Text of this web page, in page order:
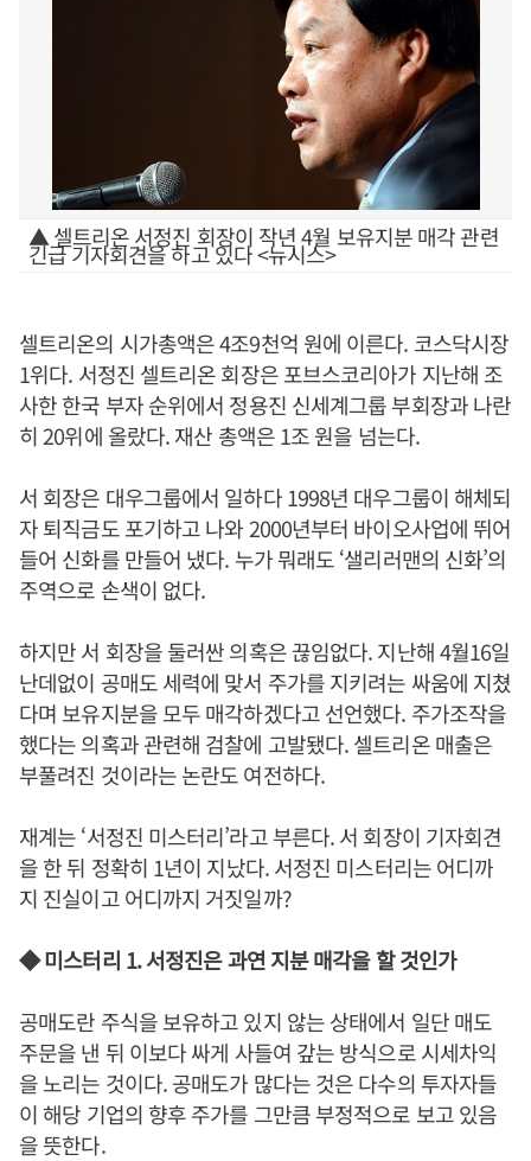
▲ 셀트리온 서정진 회장이 작년 4월 보유지분 매각 관련
긴급 기자회견을 하고 있다 <뉴시스>
셀트리온의 시가총액은 4조9천억 원에 이른다. 코스닥시장
1위다. 서정진 셀트리온 회장은 포브스코리아가 지난해 조
사한 한국 부자 순위에서 정용진 신세계그룹 부회장과 나란
히 20위에 올랐다. 재산 총액은 1조 원을 넘는다.
서 회장은 대우그룹에서 일하다 1998년 대우그룹이 해체되
자 퇴직금도 포기하고 나와 2000년부터 바이오사업에 뛰어
들어 신화를 만들어 냈다. 누가 뭐래도 ‘샐리러맨의 신화’의
주역으로 손색이 없다.
하지만 서 회장을 둘러싼 의혹은 끊임없다. 지난해 4월16일
난데없이 공매도 세력에 맞서 주가를 지키려는 싸움에 지쳤
다며 보유지분을 모두 매각하겠다고 선언했다. 주가조작을
했다는 의혹과 관련해 검찰에 고발됐다. 셀트리온 매출은
부풀려진 것이라는 논란도 여전하다.
재계는 ‘서정진 미스터리’라고 부른다. 서 회장이 기자회견
을 한 뒤 정확히 1년이 지났다. 서정진 미스터리는 어디까
지 진실이고 어디까지 거짓일까?
◆ 미스터리 1. 서정진은 과연 지분 매각을 할 것인가
공매도란 주식을 보유하고 있지 않는 상태에서 일단 매도
주문을 낸 뒤 이보다 싸게 사들여 갚는 방식으로 시세차익
을 노리는 것이다. 공매도가 많다는 것은 다수의 투자자들
이 해당 기업의 향후 주가를 그만큼 부정적으로 보고 있음
을 뜻한다.